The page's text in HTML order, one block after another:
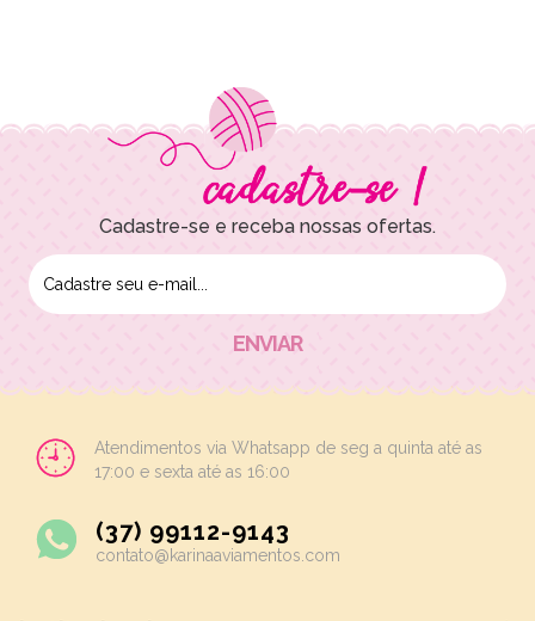
Cadastre-se e receba nossas ofertas.
Atendimentos via Whatsapp de seg a quinta até as
17:00 e sexta até as 16:00
(37) 99112-9143
contato@karinaaviamentos.com